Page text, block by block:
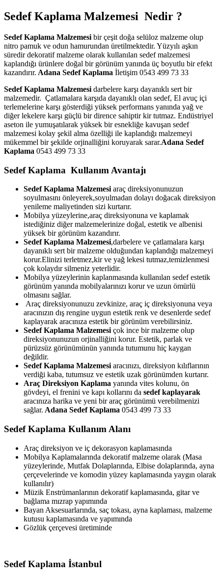
Sedef Kaplama Malzemesi Nedir ?
Sedef Kaplama Malzemesi bir çeşit doğa selüloz malzeme olup
nitro pamuk ve odun hamurundan üretilmektedir. Yüzyılı aşkın
süredir dekoratif malzeme olarak kullanılan sedef malzemesi
kaplandığı ürünlere doğal bir görünüm yanında üç boyutlu bir efekt
kazandırır. Adana Sedef Kaplama İletişim 0543 499 73 33
Sedef Kaplama Malzemesi darbelere karşı dayanıklı sert bir
malzemedir. Çatlamalara karşıda dayanıklı olan sedef, El avuç içi
terlemelerine karşı gösterdiği yüksek performans yanında yağ ve
diğer lekelere karşı güçlü bir dirence sahiptir kir tutmaz. Endüstriyel
aseton ile yumuşatılarak yüksek bir esnekliğe kavuşan sedef
malzemesi kolay şekil alma özelliği ile kaplandığı malzemeyi
mükemmel bir şekilde orjinalliğini koruyarak sarar.Adana Sedef
Kaplama 0543 499 73 33
Sedef Kaplama Kullanım Avantajı
Sedef Kaplama Malzemesi araç direksiyonunuzun
soyulmasını önleyerek,soyulmadan dolayı doğacak direksiyon
yenileme maliyetinden sizi kurtarır.
Mobilya yüzeylerine,araç direksiyonuna ve kaplamak
istediğiniz diğer malzemelerinize doğal, estetik ve albenisi
yüksek bir görünüm kazandırır.
Sedef Kaplama Malzemesi,darbelere ve çatlamalara karşı
dayanıklı sert bir malzeme olduğundan kaplandığı malzemeyi
korur.Elinizi terletmez,kir ve yağ lekesi tutmaz,temizlenmesi
çok kolaydır silmeniz yeterlidir.
Mobilya yüzeylerinin kaplanmasında kullanılan sedef estetik
görünüm yanında mobilyalarınızı korur ve uzun ömürlü
olmasını sağlar.
Araç direksiyonunuzu zevkinize, araç iç direksiyonuna veya
aracınızın dış rengine uygun estetik renk ve desenlerde sedef
kaplayarak aracınıza estetik bir görünüm verebilirsiniz.
Sedef Kaplama Malzemesi çok ince bir malzeme olup
direksiyonunuzun orjinalliğini korur. Estetik, parlak ve
pürüzsüz görünümünün yanında tutumunu hiç kaygan
değildir.
Sedef Kaplama Malzemesi aracınızı, direksiyon kılıflarının
verdiği kaba, tutumsuz ve estetik uzak görünümden kurtarır.
Araç Direksiyon Kaplama yanında vites kolunu, ön
gövdeyi, el frenini ve kapı kollarını da sedef kaplayarak
aracınıza harika ve yeni bir araç görünümü verebilmenizi
sağlar. Adana Sedef Kaplama 0543 499 73 33
Sedef Kaplama Kullanım Alanı
Araç direksiyon ve iç dekorasyon kaplamasında
Mobilya Kaplamalarında dekoratif malzeme olarak (Masa
yüzeylerinde, Mutfak Dolaplarında, Elbise dolaplarında, ayna
çerçevelerinde ve komodin yüzey kaplamasında yaygın olarak
kullanılır)
Müzik Enstrümanlarının dekoratif kaplamasında, gitar ve
bağlama mızrap yapımında
Bayan Aksesuarlarında, saç tokası, ayna kaplaması, malzeme
kutusu kaplamasında ve yapımında
Gözlük çerçevesi üretiminde
Sedef Kaplama İstanbul